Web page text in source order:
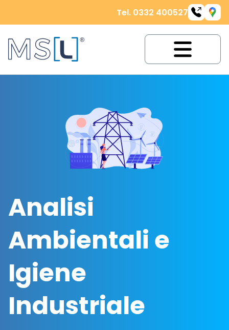
Tel. 0332 400527
Analisi
Ambientali e
Igiene
Industriale